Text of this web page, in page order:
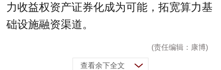
力收益权资产证券化成为可能，拓宽算力基
础设施融资渠道。
(责任编辑：康博)
查看余下全文